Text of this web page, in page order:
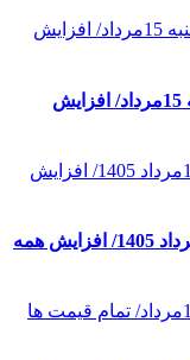
قیمت طلا، دلار و سکه امروز پنجشنبه 15مرداد/ افزایش
قیمت طلا و سکه امروز پنجشنبه 15مرداد 1405/ افزایش همه